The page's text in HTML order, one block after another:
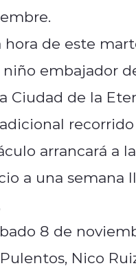
de este
embajador
Ciudad de la
arrancará a
a una semana
8 de
Nico